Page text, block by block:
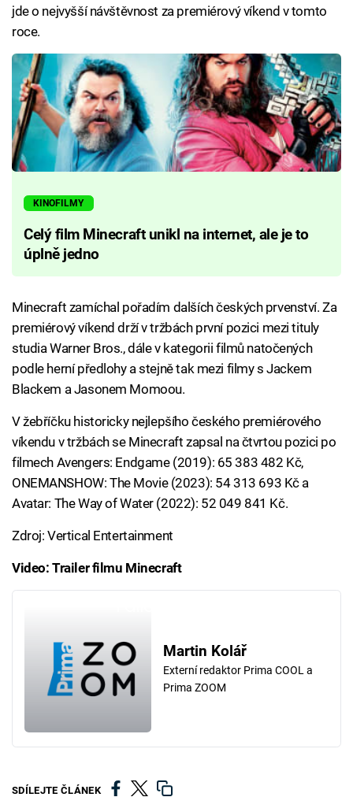
jde o nejvyšší návštěvnost za premiérový víkend v tomto
roce.
KINOFILMY
Celý film Minecraft unikl na internet, ale je to
úplně jedno
Minecraft zamíchal pořadím dalších českých prvenství. Za
premiérový víkend drží v tržbách první pozici mezi tituly
studia Warner Bros., dále v kategorii filmů natočených
podle herní předlohy a stejně tak mezi filmy s Jackem
Blackem a Jasonem Momoou.
V žebříčku historicky nejlepšího českého premiérového
víkendu v tržbách se Minecraft zapsal na čtvrtou pozici po
filmech Avengers: Endgame (2019): 65 383 482 Kč,
ONEMANSHOW: The Movie (2023): 54 313 693 Kč a
Avatar: The Way of Water (2022): 52 049 841 Kč.
Zdroj: Vertical Entertainment
Video: Trailer filmu Minecraft
Martin Kolář
Externí redaktor Prima COOL a
Prima ZOOM
SDÍLEJTE ČLÁNEK